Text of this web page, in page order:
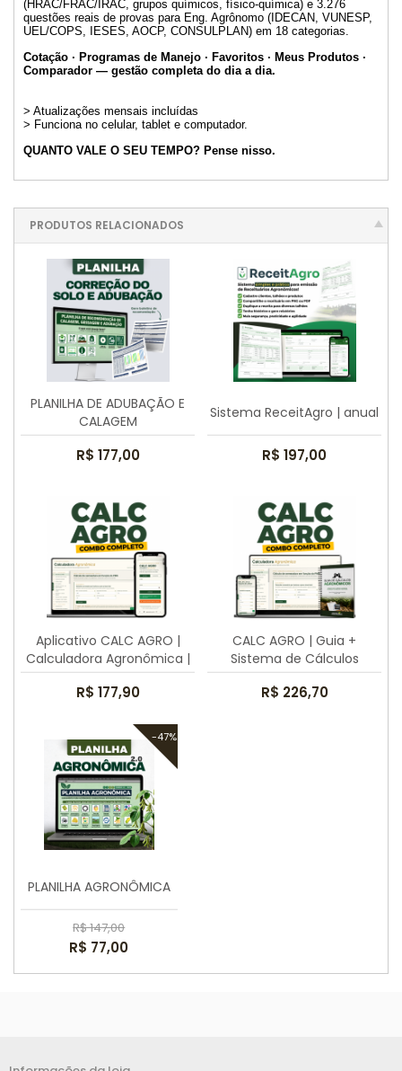
(HRAC/FRAC/IRAC, grupos químicos, físico-química) e 3.276
questões reais de provas para Eng. Agrônomo (IDECAN, VUNESP,
UEL/COPS, IESES, AOCP, CONSULPLAN) em 18 categorias.
Cotação · Programas de Manejo · Favoritos · Meus Produtos ·
Comparador — gestão completa do dia a dia.
> Atualizações mensais incluídas
> Funciona no celular, tablet e computador.
QUANTO VALE O SEU TEMPO? Pense nisso.
PRODUTOS RELACIONADOS
PLANILHA DE ADUBAÇÃO E
CALAGEM
R$ 177,00
Sistema ReceitAgro | anual
R$ 197,00
Aplicativo CALC AGRO |
Calculadora Agronômica |
anual
R$ 177,90
CALC AGRO | Guia +
Sistema de Cálculos
Agrícolas
R$ 226,70
-47%
PLANILHA AGRONÔMICA
R$ 147,00
R$ 77,00